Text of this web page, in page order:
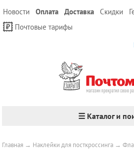
Новости Оплата Доставка Скидки
Почтовые тарифы
☰ Каталог и
Главная → Наклейки для посткроссинга →